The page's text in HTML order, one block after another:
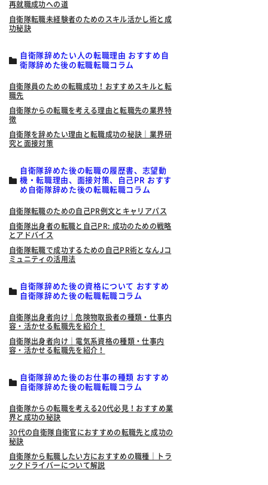
再就職成功への道
自衛隊転職未経験者のためのスキル活かし術と成
功秘訣
自衛隊辞めたい人の転職理由 おすすめ自
衛隊辞めた後の転職転職コラム
自衛隊員のための転職成功！おすすめスキルと転
職先
自衛隊からの転職を考える理由と転職先の業界特
徴
自衛隊を辞めたい理由と転職成功の秘訣｜業界研
究と面接対策
自衛隊辞めた後の転職の履歴書、志望動
機・転職理由、面接対策、自己PR おすす
め自衛隊辞めた後の転職転職コラム
自衛隊転職のための自己PR例文とキャリアパス
自衛隊出身者の転職と自己PR: 成功のための戦略
とアドバイス
自衛隊転職で成功するための自己PR術となんJコ
ミュニティの活用法
自衛隊辞めた後の資格について おすすめ
自衛隊辞めた後の転職転職コラム
自衛隊出身者向け｜危険物取扱者の種類・仕事内
容・活かせる転職先を紹介！
自衛隊出身者向け｜電気系資格の種類・仕事内
容・活かせる転職先を紹介！
自衛隊辞めた後のお仕事の種類 おすすめ
自衛隊辞めた後の転職転職コラム
自衛隊からの転職を考える20代必見！おすすめ業
界と成功の秘訣
30代の自衛隊自衛官におすすめの転職先と成功の
秘訣
自衛隊から転職したい方におすすめの職種｜トラ
ックドライバーについて解説